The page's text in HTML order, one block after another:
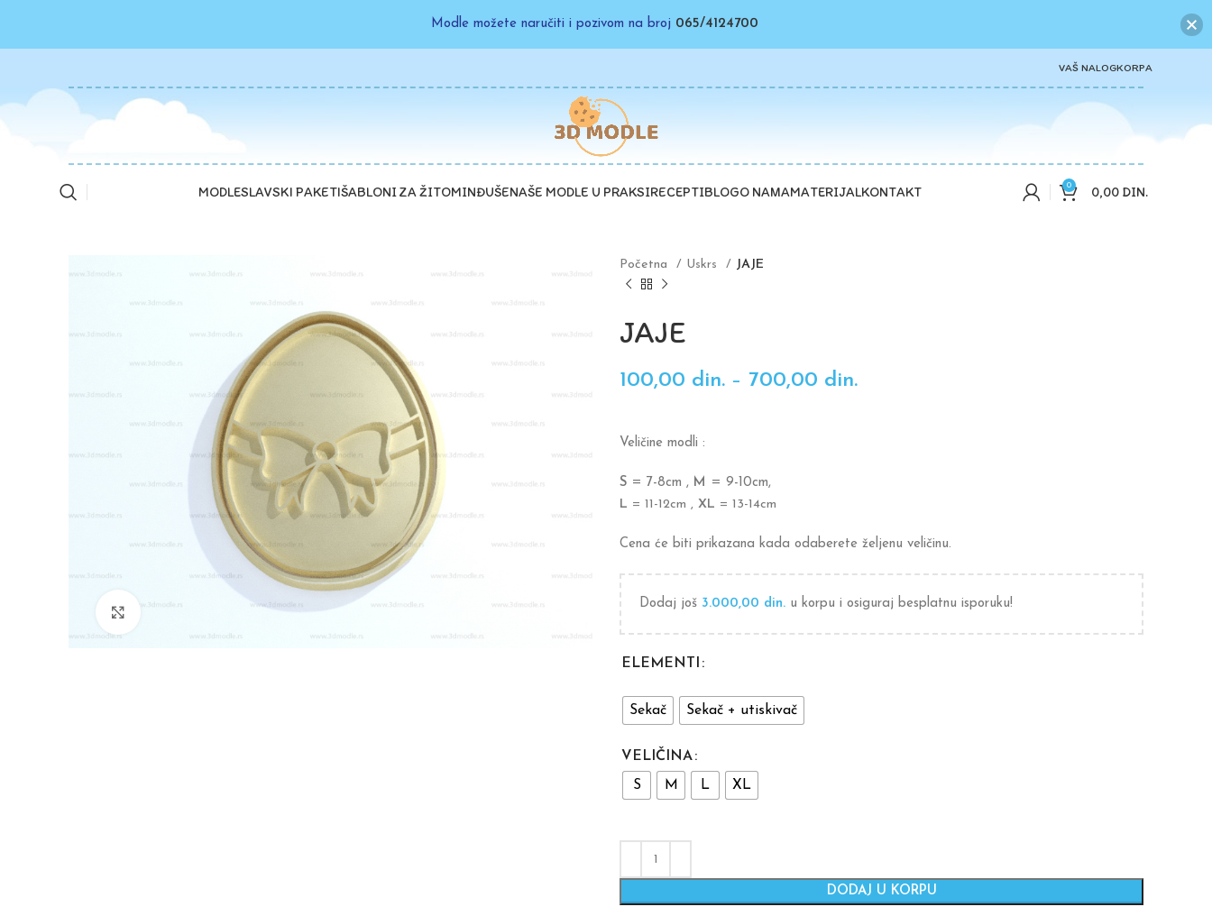
VAŠ NALOGKORPA
MODLESLAVSKI PAKETIŠABLONI ZA ŽITOMINĐUŠENAŠE MODLE U PRAKSIRECEPTIBLOGO NAMAMATERIJALKONTAKT 0 0,00 DIN.
Početna Uskrs JAJE
JAJE
100,00 din. – 700,00 din.
Veličine modli :
S = 7-8cm , M = 9-10cm,
L = 11-12cm , XL = 13-14cm
Cena će biti prikazana kada odaberete željenu veličinu.
Dodaj još 3.000,00 din. u korpu i osiguraj besplatnu isporuku!
ELEMENTI
Sekač Sekač + utiskivač
VELIČINA
S
M L XL
DODAJ U KORPU
Modle možete naručiti i pozivom na broj 065/4124700